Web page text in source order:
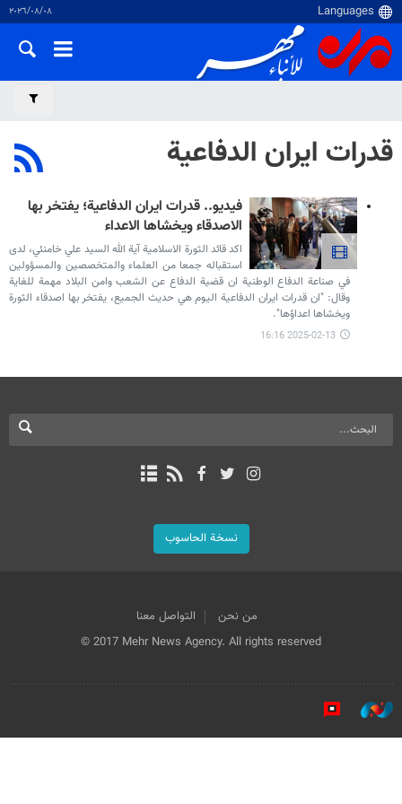
٠٨‏/٠٨‏/٢٠٢٦
قدرات ايران الدفاعية
فيديو.. قدرات ايران الدفاعية؛ يفتخر بها
الاصدقاء ويخشاها الاعداء
اكد قائد الثورة الاسلامية آية الله السيد علي خامنئي، لدى
استقباله جمعا من العلماء والمتخصصين والمسؤولين
في صناعة الدفاع الوطنية ان قضية الدفاع عن الشعب وامن البلاد مهمة للغاية
وقال: "ان قدرات ايران الدفاعية اليوم هي حديث الجميع، يفتخر بها اصدقاء الثورة
ويخشاها اعداؤها".
2025-02-13 16:16
نسخة الحاسوب
من نحن
التواصل معنا
© 2017 Mehr News Agency. All rights reserved